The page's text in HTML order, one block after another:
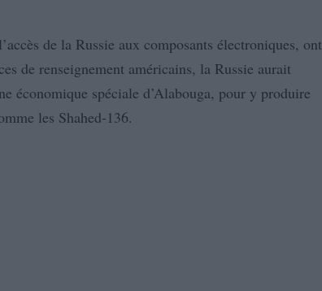
de la Russie aux composants électroniques, ont
de renseignement américains, la Russie aurait
économique spéciale d’Alabouga, pour y produire
les Shahed-136.